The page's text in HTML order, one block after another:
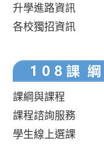
升學進路資訊
各校獨招資訊
課綱與課程
課程諮詢服務
學生線上選課